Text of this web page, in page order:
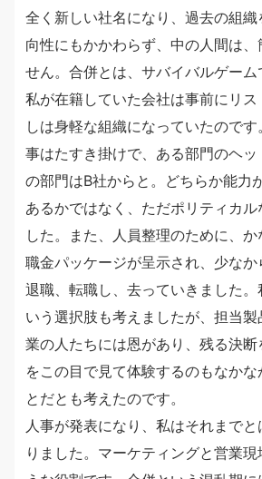
全く新しい社名になり、過去の組
向性にもかかわらず、中の人間は、
せん。合併とは、サバイバルゲーム
私が在籍していた会社は事前にリ
しは身軽な組織になっていたのです
事はたすき掛けで、ある部門のヘ
の部門はB社からと。どちらか能力
あるかではなく、ただポリティカル
した。また、人員整理のために、
職金パッケージが呈示され、少な
退職、転職し、去っていきました。
いう選択肢も考えましたが、担当
業の人たちには恩があり、残る決
をこの目で見て体験するのもなかな
とだとも考えたのです。
人事が発表になり、私はそれまで
りました。マーケティングと営業